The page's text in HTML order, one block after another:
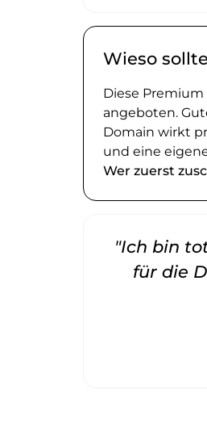
Wieso
Diese
angeboten.
Domain wirkt
und eine
Wer zuerst
"Ich bin
für die